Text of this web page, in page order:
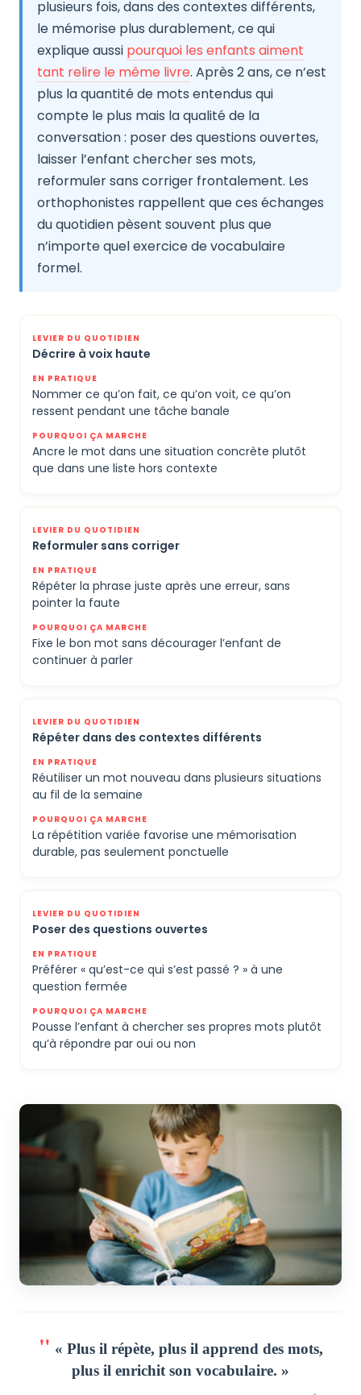
plusieurs fois, dans des contextes différents,
le mémorise plus durablement, ce qui
explique aussi pourquoi les enfants aiment
tant relire le même livre. Après 2 ans, ce n’est
plus la quantité de mots entendus qui
compte le plus mais la qualité de la
conversation : poser des questions ouvertes,
laisser l’enfant chercher ses mots,
reformuler sans corriger frontalement. Les
orthophonistes rappellent que ces échanges
du quotidien pèsent souvent plus que
n’importe quel exercice de vocabulaire
formel.
Décrire à voix haute
Nommer ce qu’on fait, ce qu’on voit, ce qu’on
ressent pendant une tâche banale
Ancre le mot dans une situation concrète plutôt
que dans une liste hors contexte
Reformuler sans corriger
Répéter la phrase juste après une erreur, sans
pointer la faute
Fixe le bon mot sans décourager l’enfant de
continuer à parler
Répéter dans des contextes différents
Réutiliser un mot nouveau dans plusieurs situations
au fil de la semaine
La répétition variée favorise une mémorisation
durable, pas seulement ponctuelle
Poser des questions ouvertes
Préférer « qu’est-ce qui s’est passé ? » à une
question fermée
Pousse l’enfant à chercher ses propres mots plutôt
qu’à répondre par oui ou non
« Plus il répète, plus il apprend des mots,
plus il enrichit son vocabulaire. »